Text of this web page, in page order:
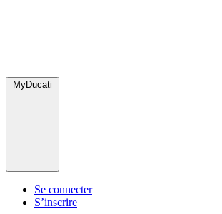
MyDucati
Se connecter
S’inscrire